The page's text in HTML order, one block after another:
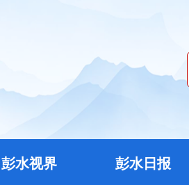
彭水视界 彭水日报